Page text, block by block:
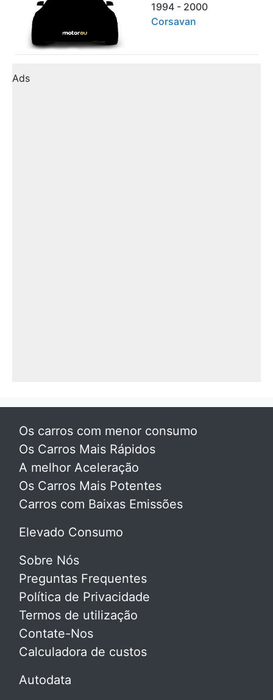
1994 - 2000
Corsavan
Ads
Os carros com menor consumo
Os Carros Mais Rápidos
A melhor Aceleração
Os Carros Mais Potentes
Carros com Baixas Emissões
Elevado Consumo
Sobre Nós
Preguntas Frequentes
Política de Privacidade
Termos de utilização
Contate-Nos
Calculadora de custos
Autodata